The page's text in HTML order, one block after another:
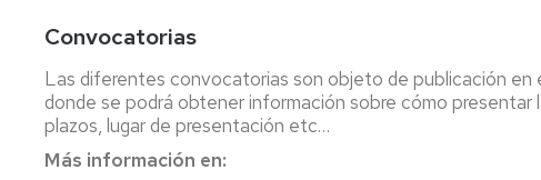
Convocatorias
Las diferentes convocatorias son objeto de publicación
donde se podrá obtener información sobre cómo
plazos, lugar de presentación etc…
Más información en: